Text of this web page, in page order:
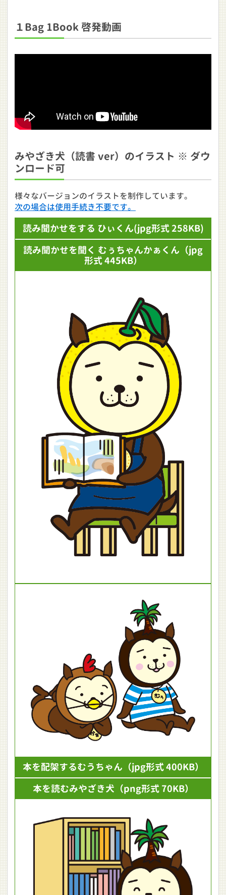
１Bag 1Book 啓発動画
みやざき犬（読書 ver）のイラスト ※ ダウ
ンロード可
様々なバージョンのイラストを制作しています。
次の場合は使用手続き不要です。
読み聞かせをする ひぃくん(jpg形式 258KB)
読み聞かせを聞く むぅちゃんかぁくん （jpg
形式 445KB）
本を配架するむうちゃん （jpg形式 400KB）
本を読むみやざき犬 （png形式 70KB）